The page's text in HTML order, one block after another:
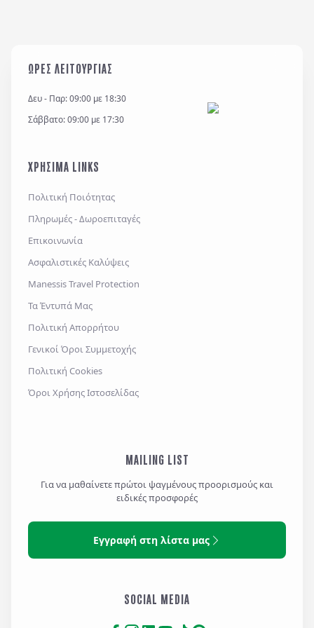
ΩΡΕΣ ΛΕΙΤΟΥΡΓΙΑΣ
Δευ - Παρ: 09:00 με 18:30
Σάββατο: 09:00 με 17:30
ΧΡΗΣΙΜΑ LINKS
Πολιτική Ποιότητας
Πληρωμές - Δωροεπιταγές
Επικοινωνία
Ασφαλιστικές Καλύψεις
Manessis Travel Protection
Τα Έντυπά Μας
Πολιτική Απορρήτου
Γενικοί Όροι Συμμετοχής
Πολιτική Cookies
Όροι Χρήσης Ιστοσελίδας
MAILING LIST
Για να μαθαίνετε πρώτοι ψαγμένους προορισμούς και
ειδικές προσφορές
Εγγραφή στη λίστα μας
SOCIAL MEDIA